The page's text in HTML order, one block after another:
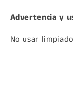
Advertencia y
No usar